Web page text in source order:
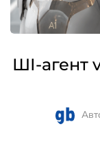
ШІ-агент